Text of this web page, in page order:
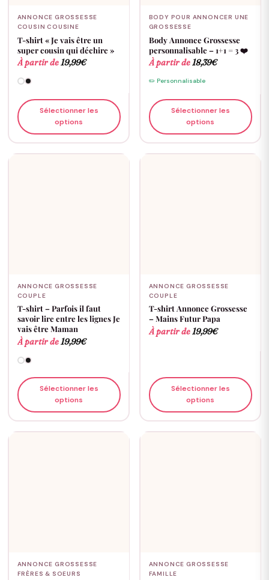
ANNONCE GROSSESSE
COUSIN COUSINE
T-shirt « Je vais être un
super cousin qui déchire »
À partir de19,99€
Sélectionner les
options
BODY POUR ANNONCER UNE
GROSSESSE
Body Annonce Grossesse
personnalisable – 1+1 = 3 ❤️
À partir de18,39€
✏️ Personnalisable
Sélectionner les
options
ANNONCE GROSSESSE
COUPLE
T-shirt – Parfois il faut
savoir lire entre les lignes Je
vais être Maman
À partir de 19,99€
Sélectionner les
options
ANNONCE GROSSESSE
COUPLE
T-shirt Annonce Grossesse
– Mains Futur Papa
À partir de 19,99€
Sélectionner les
options
ANNONCE GROSSESSE
FRÈRES & SOEURS
ANNONCE GROSSESSE
FAMILLE